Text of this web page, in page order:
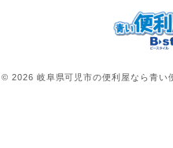
© 2026 岐阜県可児市の便利屋なら青